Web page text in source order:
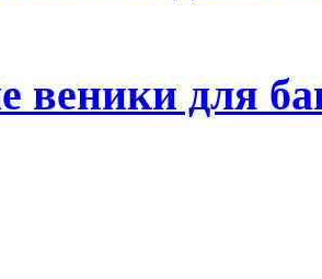
веники для